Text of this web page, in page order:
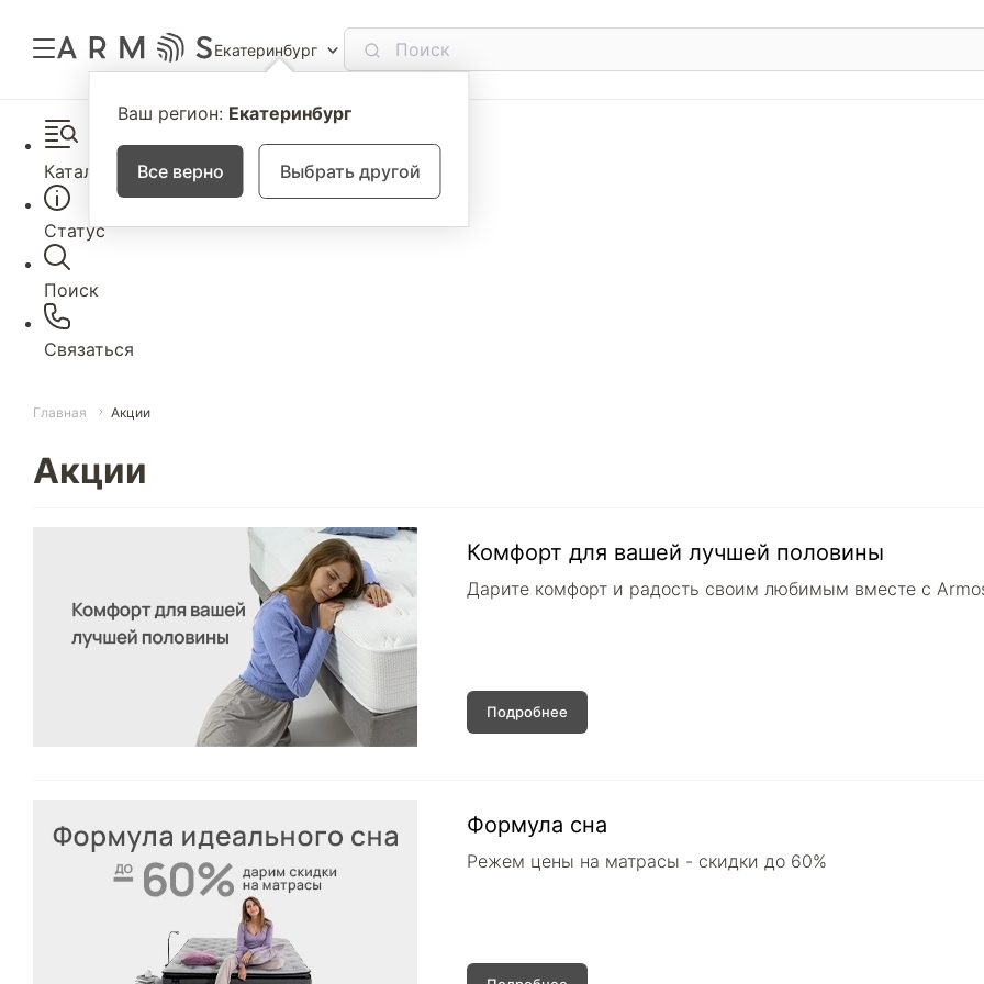
Екатеринбург
Ваш регион: Екатеринбург
Все верно Выбрать другой
Каталог
Статус
Поиск
Связаться
Главная Акции
Акции
Комфорт для вашей лучшей половины
Дарите комфорт и радость своим любимым вместе с
Подробнее
Формула сна
Режем цены на матрасы - скидки до 60%